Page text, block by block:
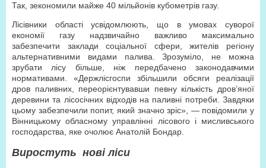
Так, зекономили майже 40 мільйонів кубометрів газу.
Лісівники області усвідомлюють, що в умовах суворої
економії газу надзвичайно важливо максимально
забезпечити заклади соціальної сфери, жителів регіону
альтернативними видами палива. Зрозуміло, не можна
зрубати лісу більше, ніж передбачено законодавчими
нормативами. «Держлісгоспи збільшили обсяги реалізації
дров паливних, переорієнтувавши певну кількість дров’яної
деревини та лісосічних відходів на паливні потреби. Завдяки
цьому забезпечили попит, який значно зріс», — повідомили у
Вінницькому обласному управлінні лісового і мисливського
господарства, яке очолює Анатолій Бондар.
Виростуть нові ліси